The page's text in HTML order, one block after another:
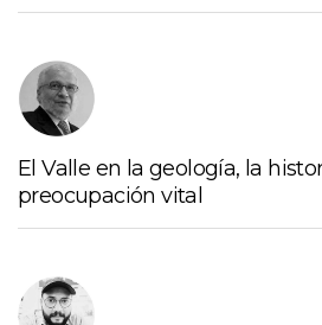
El Valle en la geología, la
preocupación vital